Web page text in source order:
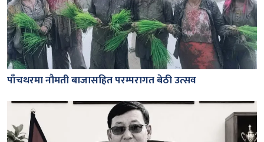
पाँचथरमा नौमती बाजासहित परम्परागत बेठी उत्सव